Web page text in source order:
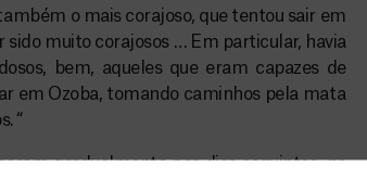
o mais corajoso, que tentou sair em
muito corajosos … Em particular, havia
bem, aqueles que eram capazes de
em Ozoba, tomando caminhos pela mata
“
gradualmente nos dias seguintes, na